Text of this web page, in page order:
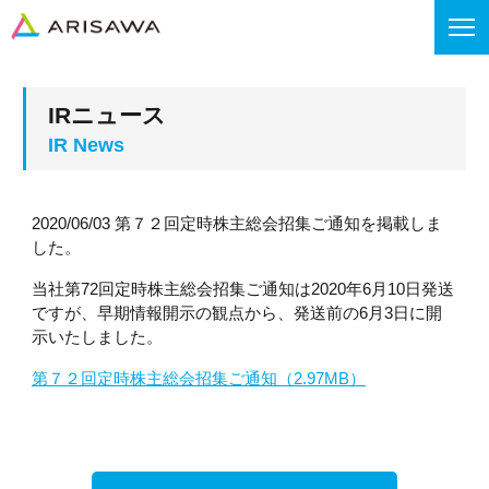
IRニュース
2020/06/03 第７２回定時株主総会招集ご通知を掲載しま
した。
当社第72回定時株主総会招集ご通知は2020年6月10日発送
ですが、早期情報開示の観点から、発送前の6月3日に開
示いたしました。
第７２回定時株主総会招集ご通知（2.97MB）